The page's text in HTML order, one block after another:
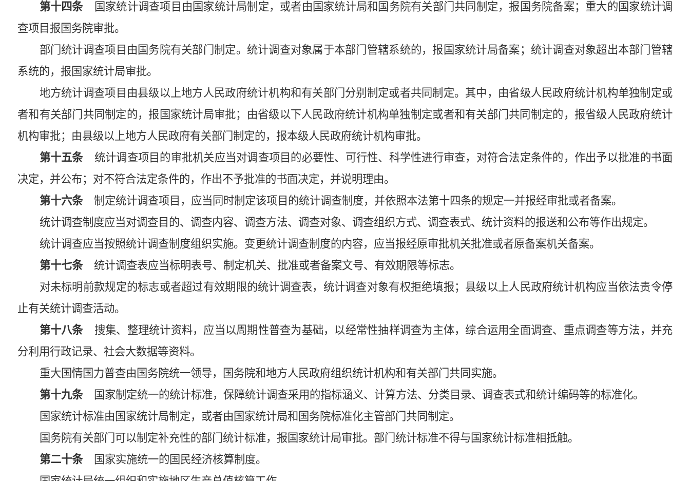
第十四条国家统计调查项目由国家统计局制定，或者由国家统计局和国务院有关部门共同制定，报国务院备案；重大的国家统计调
查项目报国务院审批。
部门统计调查项目由国务院有关部门制定。统计调查对象属于本部门管辖系统的，报国家统计局备案；统计调查对象超出本部门管辖
系统的，报国家统计局审批。
地方统计调查项目由县级以上地方人民政府统计机构和有关部门分别制定或者共同制定。其中，由省级人民政府统计机构单独制定或
者和有关部门共同制定的，报国家统计局审批；由省级以下人民政府统计机构单独制定或者和有关部门共同制定的，报省级人民政府统计
机构审批；由县级以上地方人民政府有关部门制定的，报本级人民政府统计机构审批。
第十五条统计调查项目的审批机关应当对调查项目的必要性、可行性、科学性进行审查，对符合法定条件的，作出予以批准的书面
决定，并公布；对不符合法定条件的，作出不予批准的书面决定，并说明理由。
第十六条制定统计调查项目，应当同时制定该项目的统计调查制度，并依照本法第十四条的规定一并报经审批或者备案。
统计调查制度应当对调查目的、调查内容、调查方法、调查对象、调查组织方式、调查表式、统计资料的报送和公布等作出规定。
统计调查应当按照统计调查制度组织实施。变更统计调查制度的内容，应当报经原审批机关批准或者原备案机关备案。
第十七条统计调查表应当标明表号、制定机关、批准或者备案文号、有效期限等标志。
对未标明前款规定的标志或者超过有效期限的统计调查表，统计调查对象有权拒绝填报；县级以上人民政府统计机构应当依法责令停
止有关统计调查活动。
第十八条搜集、整理统计资料，应当以周期性普查为基础，以经常性抽样调查为主体，综合运用全面调查、重点调查等方法，并充
分利用行政记录、社会大数据等资料。
重大国情国力普查由国务院统一领导，国务院和地方人民政府组织统计机构和有关部门共同实施。
第十九条国家制定统一的统计标准，保障统计调查采用的指标涵义、计算方法、分类目录、调查表式和统计编码等的标准化。
国家统计标准由国家统计局制定，或者由国家统计局和国务院标准化主管部门共同制定。
国务院有关部门可以制定补充性的部门统计标准，报国家统计局审批。部门统计标准不得与国家统计标准相抵触。
第二十条国家实施统一的国民经济核算制度。